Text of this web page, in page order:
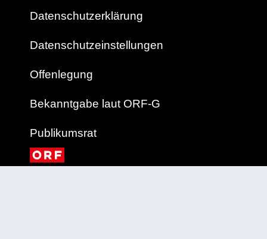
Datenschutzerklärung
Datenschutzeinstellungen
Offenlegung
Bekanntgabe laut ORF-G
Publikumsrat